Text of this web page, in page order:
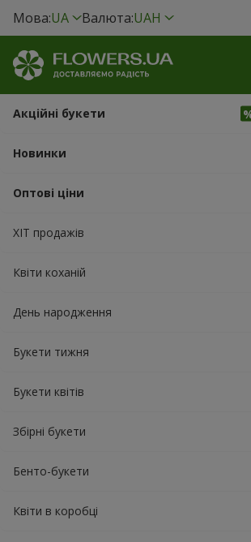
Мова:UA Валюта:UAH
Акційні букети
Новинки
Оптові ціни
ХІТ продажів
Квіти коханій
День народження
Букети тижня
Букети квітів
Збірні букети
Бенто-букети
Квіти в коробці